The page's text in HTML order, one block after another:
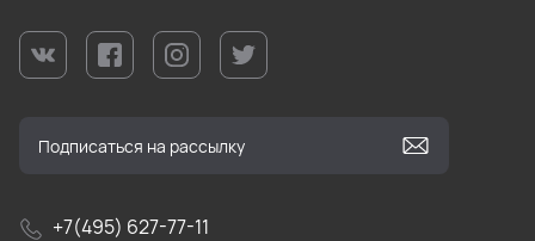
+7(495) 627-77-11